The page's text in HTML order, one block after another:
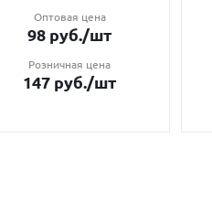
Оптовая цена
98 руб./шт
Розничная цена
147 руб./шт